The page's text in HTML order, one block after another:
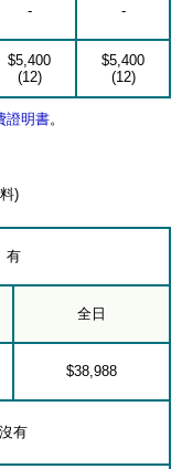
- -
$5,400
(12)
$5,400
(12)
證明書。
)
有
全日
$38,988
沒有